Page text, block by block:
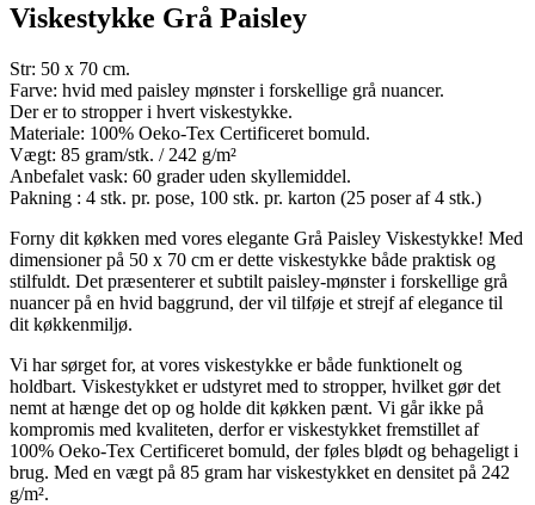
Viskestykke Grå Paisley
Str: 50 x 70 cm.
Farve: hvid med paisley mønster i forskellige grå nuancer.
Der er to stropper i hvert viskestykke.
Materiale: 100% Oeko-Tex Certificeret bomuld.
Vægt: 85 gram/stk. / 242 g/m²
Anbefalet vask: 60 grader uden skyllemiddel.
Pakning : 4 stk. pr. pose, 100 stk. pr. karton (25 poser af 4 stk.)
Forny dit køkken med vores elegante Grå Paisley Viskestykke! Med
dimensioner på 50 x 70 cm er dette viskestykke både praktisk og
stilfuldt. Det præsenterer et subtilt paisley-mønster i forskellige grå
nuancer på en hvid baggrund, der vil tilføje et strejf af elegance til
dit køkkenmiljø.
Vi har sørget for, at vores viskestykke er både funktionelt og
holdbart. Viskestykket er udstyret med to stropper, hvilket gør det
nemt at hænge det op og holde dit køkken pænt. Vi går ikke på
kompromis med kvaliteten, derfor er viskestykket fremstillet af
100% Oeko-Tex Certificeret bomuld, der føles blødt og behageligt i
brug. Med en vægt på 85 gram har viskestykket en densitet på 242
g/m².